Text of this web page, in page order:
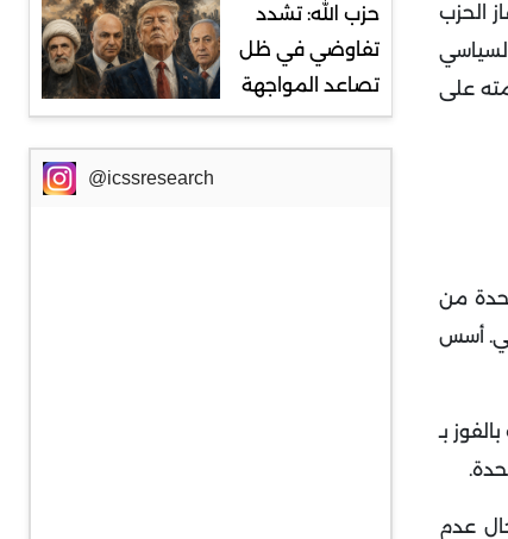
الحزب
على
من
الأوروبي. أسس
بالفوز بـ
.
عدم
حزب الله: تشدد
تفاوضي في ظل
تصاعد المواجهة
@icssresearch